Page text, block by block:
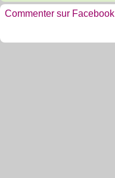
Commenter sur Facebook